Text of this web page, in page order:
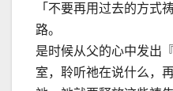
「不要再用过去的方式
路。
是时候从父的心中发出
室，聆听祂在说什么，